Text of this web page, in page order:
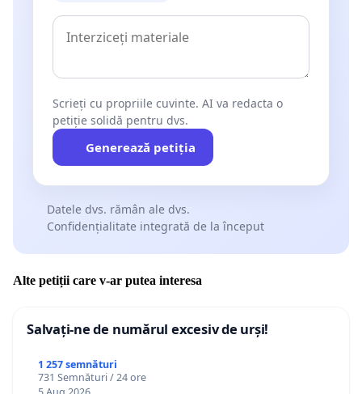
Scrieți cu propriile cuvinte. AI va redacta o
petiție solidă pentru dvs.
Generează petiția
Datele dvs. rămân ale dvs.
Confidențialitate integrată de la început
Alte petiții care v-ar putea interesa
Salvați-ne de numărul excesiv de urși!
1 257 semnături
731 Semnături / 24 ore